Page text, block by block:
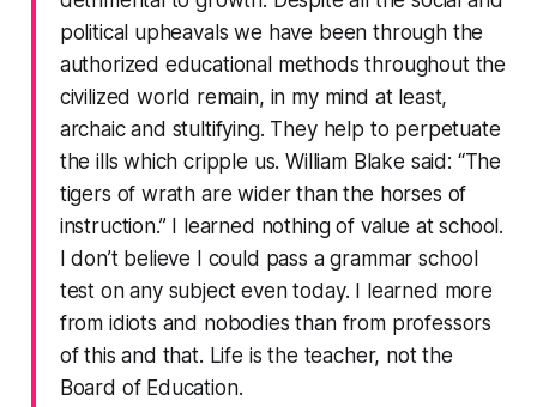
political upheavals we have been through the
authorized educational methods throughout the
civilized world remain, in my mind at least,
archaic and stultifying. They help to perpetuate
the ills which cripple us. William Blake said: “The
tigers of wrath are wider than the horses of
instruction.” I learned nothing of value at school.
I don’t believe I could pass a grammar school
test on any subject even today. I learned more
from idiots and nobodies than from professors
of this and that. Life is the teacher, not the
Board of Education.